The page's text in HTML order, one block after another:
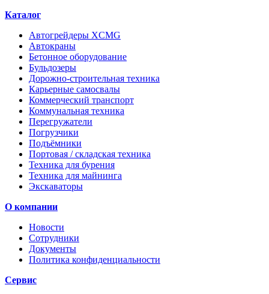
Каталог
Автогрейдеры XCMG
Автокраны
Бетонное оборудование
Бульдозеры
Дорожно-строительная техника
Карьерные самосвалы
Коммерческий транспорт
Коммунальная техника
Перегружатели
Погрузчики
Подъёмники
Портовая / складская техника
Техника для бурения
Техника для майнинга
Экскаваторы
О компании
Новости
Сотрудники
Документы
Политика конфиденциальности
Сервис